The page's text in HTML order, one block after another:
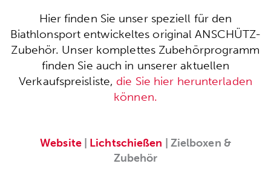
Hier finden Sie unser speziell für den
Biathlonsport entwickeltes original ANSCHÜTZ-
Zubehör. Unser komplettes Zubehörprogramm
finden Sie auch in unserer aktuellen
Verkaufspreisliste, die Sie hier herunterladen
können.
Website| Lichtschießen | Zielboxen &
Zubehör